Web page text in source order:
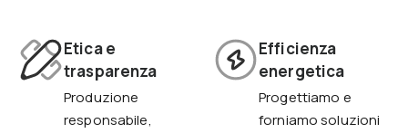
Etica e
trasparenza
Produzione
responsabile,
Efficienza
energetica
Progettiamo e
forniamo soluzioni